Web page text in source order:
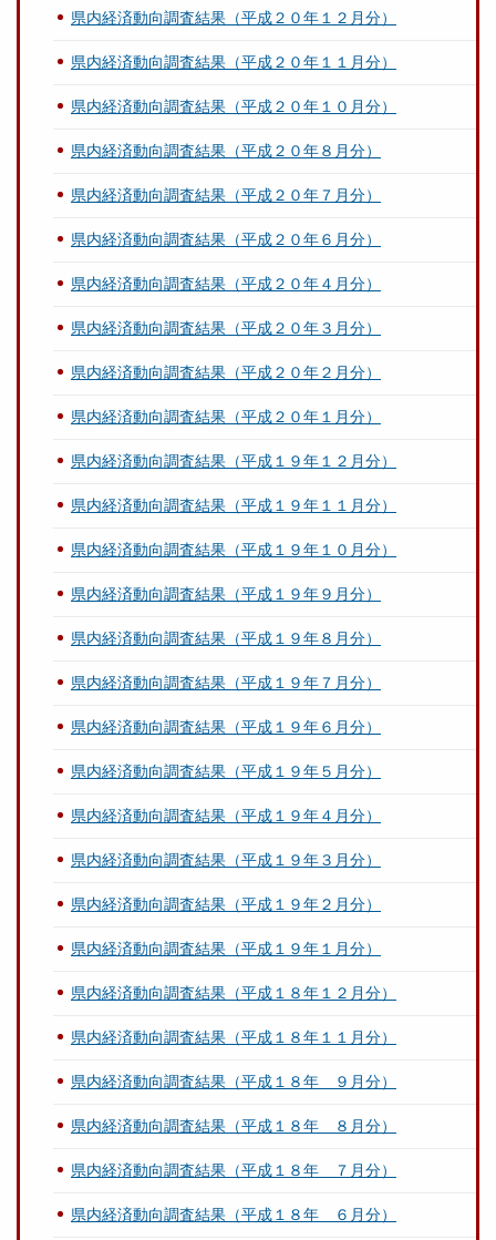
県内経済動向調査結果（平成２０年１２月分）
県内経済動向調査結果（平成２０年１１月分）
県内経済動向調査結果（平成２０年１０月分）
県内経済動向調査結果（平成２０年８月分）
県内経済動向調査結果（平成２０年７月分）
県内経済動向調査結果（平成２０年６月分）
県内経済動向調査結果（平成２０年４月分）
県内経済動向調査結果（平成２０年３月分）
県内経済動向調査結果（平成２０年２月分）
県内経済動向調査結果（平成２０年１月分）
県内経済動向調査結果（平成１９年１２月分）
県内経済動向調査結果（平成１９年１１月分）
県内経済動向調査結果（平成１９年１０月分）
県内経済動向調査結果（平成１９年９月分）
県内経済動向調査結果（平成１９年８月分）
県内経済動向調査結果（平成１９年７月分）
県内経済動向調査結果（平成１９年６月分）
県内経済動向調査結果（平成１９年５月分）
県内経済動向調査結果（平成１９年４月分）
県内経済動向調査結果（平成１９年３月分）
県内経済動向調査結果（平成１９年２月分）
県内経済動向調査結果（平成１９年１月分）
県内経済動向調査結果（平成１８年１２月分）
県内経済動向調査結果（平成１８年１１月分）
県内経済動向調査結果（平成１８年 ９月分）
県内経済動向調査結果（平成１８年 ８月分）
県内経済動向調査結果（平成１８年 ７月分）
県内経済動向調査結果（平成１８年 ６月分）